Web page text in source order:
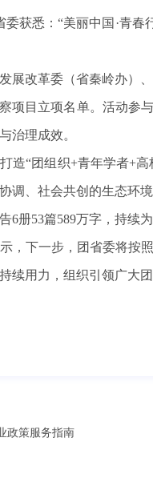
委获悉：“美丽中国·青
展改革委（省秦岭办）
项目立项名单。活动参
治理成效。
造“团组织+青年学者+
调、社会共创的生态环
6册53篇589万字，持续
，下一步，团省委将按
续用力，组织引领广大
政策服务指南